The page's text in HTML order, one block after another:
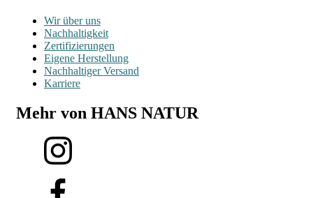
Wir über uns
Nachhaltigkeit
Zertifizierungen
Eigene Herstellung
Nachhaltiger Versand
Karriere
Mehr von HANS NATUR